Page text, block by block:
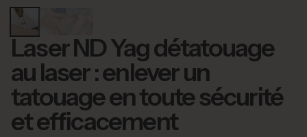
Laser ND Yag détatouage
au laser : enlever un
tatouage en toute sécurité
et efficacement